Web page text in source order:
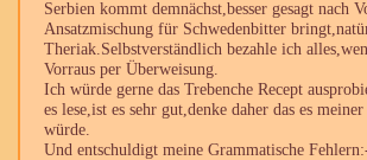
Serbien kommt demnächst,besser gesagt nach
Ansatzmischung für Schwedenbitter
Theriak.Selbstverständlich bezahle ich
Vorraus per Überweisung.
Ich würde gerne das Trebenche Recept
es lese,ist es sehr gut,denke daher das es
würde.
Und entschuldigt meine Grammatische